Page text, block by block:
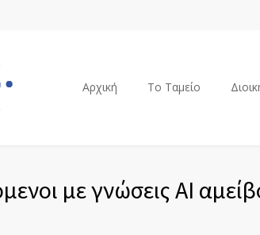
Αρχική Το Ταμείο
με γνώσεις AI